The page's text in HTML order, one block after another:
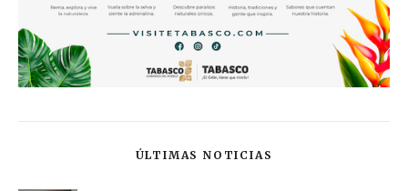
ÚLTIMAS NOTICIAS